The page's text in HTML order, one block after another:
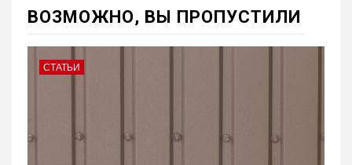
ВОЗМОЖНО, ВЫ ПРОПУСТИЛИ
СТАТЬИ